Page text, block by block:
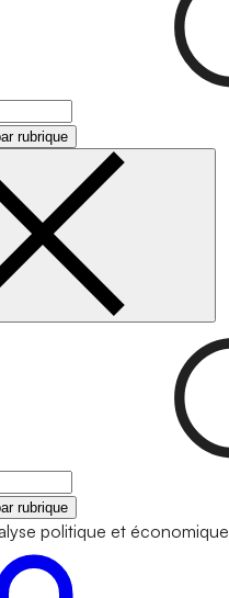
rubrique
rubrique
politique et économique